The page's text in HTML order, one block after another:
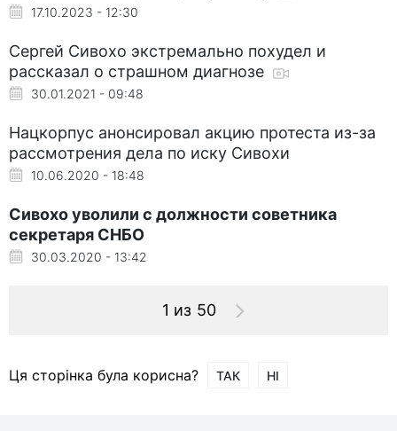
17.10.2023 - 12:30
Сергей Сивохо экстремально похудел и
рассказал о страшном диагнозе
30.01.2021 - 09:48
Нацкорпус анонсировал акцию протеста из-за
рассмотрения дела по иску Сивохи
10.06.2020 - 18:48
Сивохо уволили с должности советника
секретаря СНБО
30.03.2020 - 13:42
1 из 50
Ця сторінка була корисна? ТАК НІ